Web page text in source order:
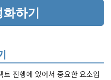
하기
진행에 있어서 중요한 요소입